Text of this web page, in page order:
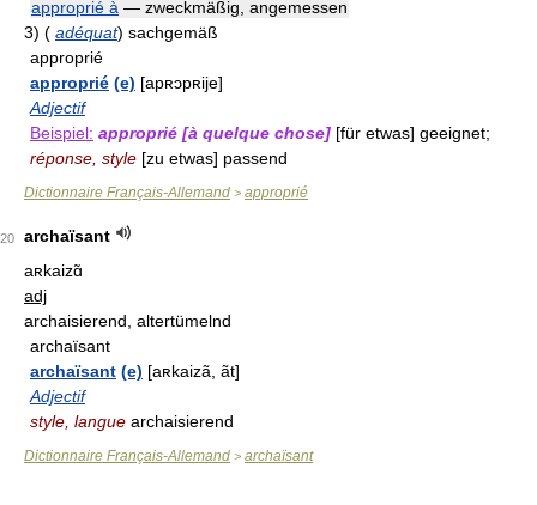
approprié à — zweckmäßig, angemessen
3) ( adéquat) sachgemäß
approprié
approprié (e) [apʀɔpʀije]
Adjectif
Beispiel: approprié [à quelque chose] [für etwas] geeignet;
réponse, style [zu etwas] passend
Dictionnaire Français-Allemand > approprié
20
archaïsant
aʀkaizɑ̃
adj
archaisierend, altertümelnd
archaïsant
archaïsant (e) [aʀkaizã, ãt]
Adjectif
style, langue archaisierend
Dictionnaire Français-Allemand > archaïsant